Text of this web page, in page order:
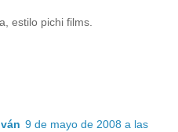
estilo pichi films.
9 de mayo de 2008 a las